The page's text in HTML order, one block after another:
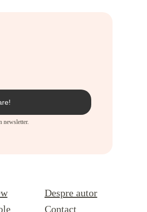
newsletter.
Despre autor
Contact